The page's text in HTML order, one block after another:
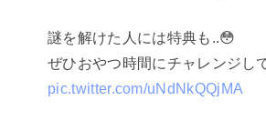
謎を解けた人には特典も..😳
ぜひおやつ時間にチャレンジし
pic.twitter.com/uNdNkQQjMA